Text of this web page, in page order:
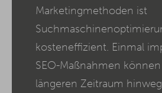
Marketingmethoden ist
kosteneffizient. Einmal
SEO-Maßnahmen
längeren Zeitraum